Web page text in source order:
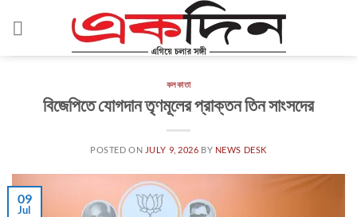
কলকাতা
বিজেপিতে যোগদান তৃণমূলের প্রাক্তন তিন সাংসদের
POSTED ON JULY 9, 2026 BY NEWS DESK
09
Jul